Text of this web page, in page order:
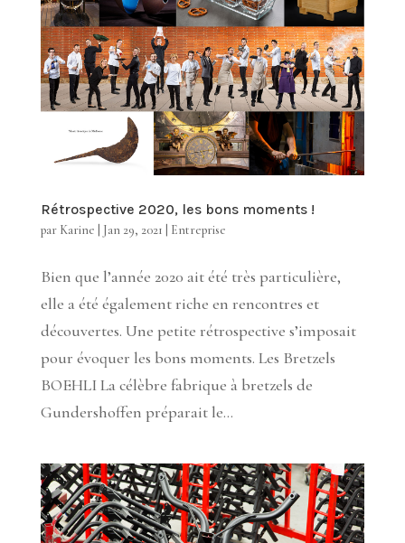
Rétrospective 2020, les bons moments !
par Karine Jan 29, 2021 Entreprise
Bien que l’année 2020 ait été très particulière,
elle a été également riche en rencontres et
découvertes. Une petite rétrospective s’imposait
pour évoquer les bons moments. Les Bretzels
BOEHLI La célèbre fabrique à bretzels de
Gundershoffen préparait le...